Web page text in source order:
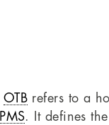
OTB refers to a
PMS. It defines the